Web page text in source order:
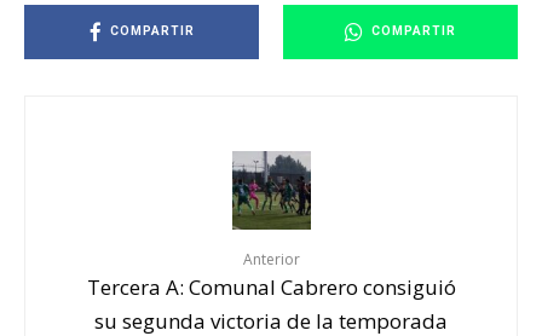
COMPARTIR COMPARTIR
Anterior
Tercera A: Comunal Cabrero consiguió
su segunda victoria de la temporada